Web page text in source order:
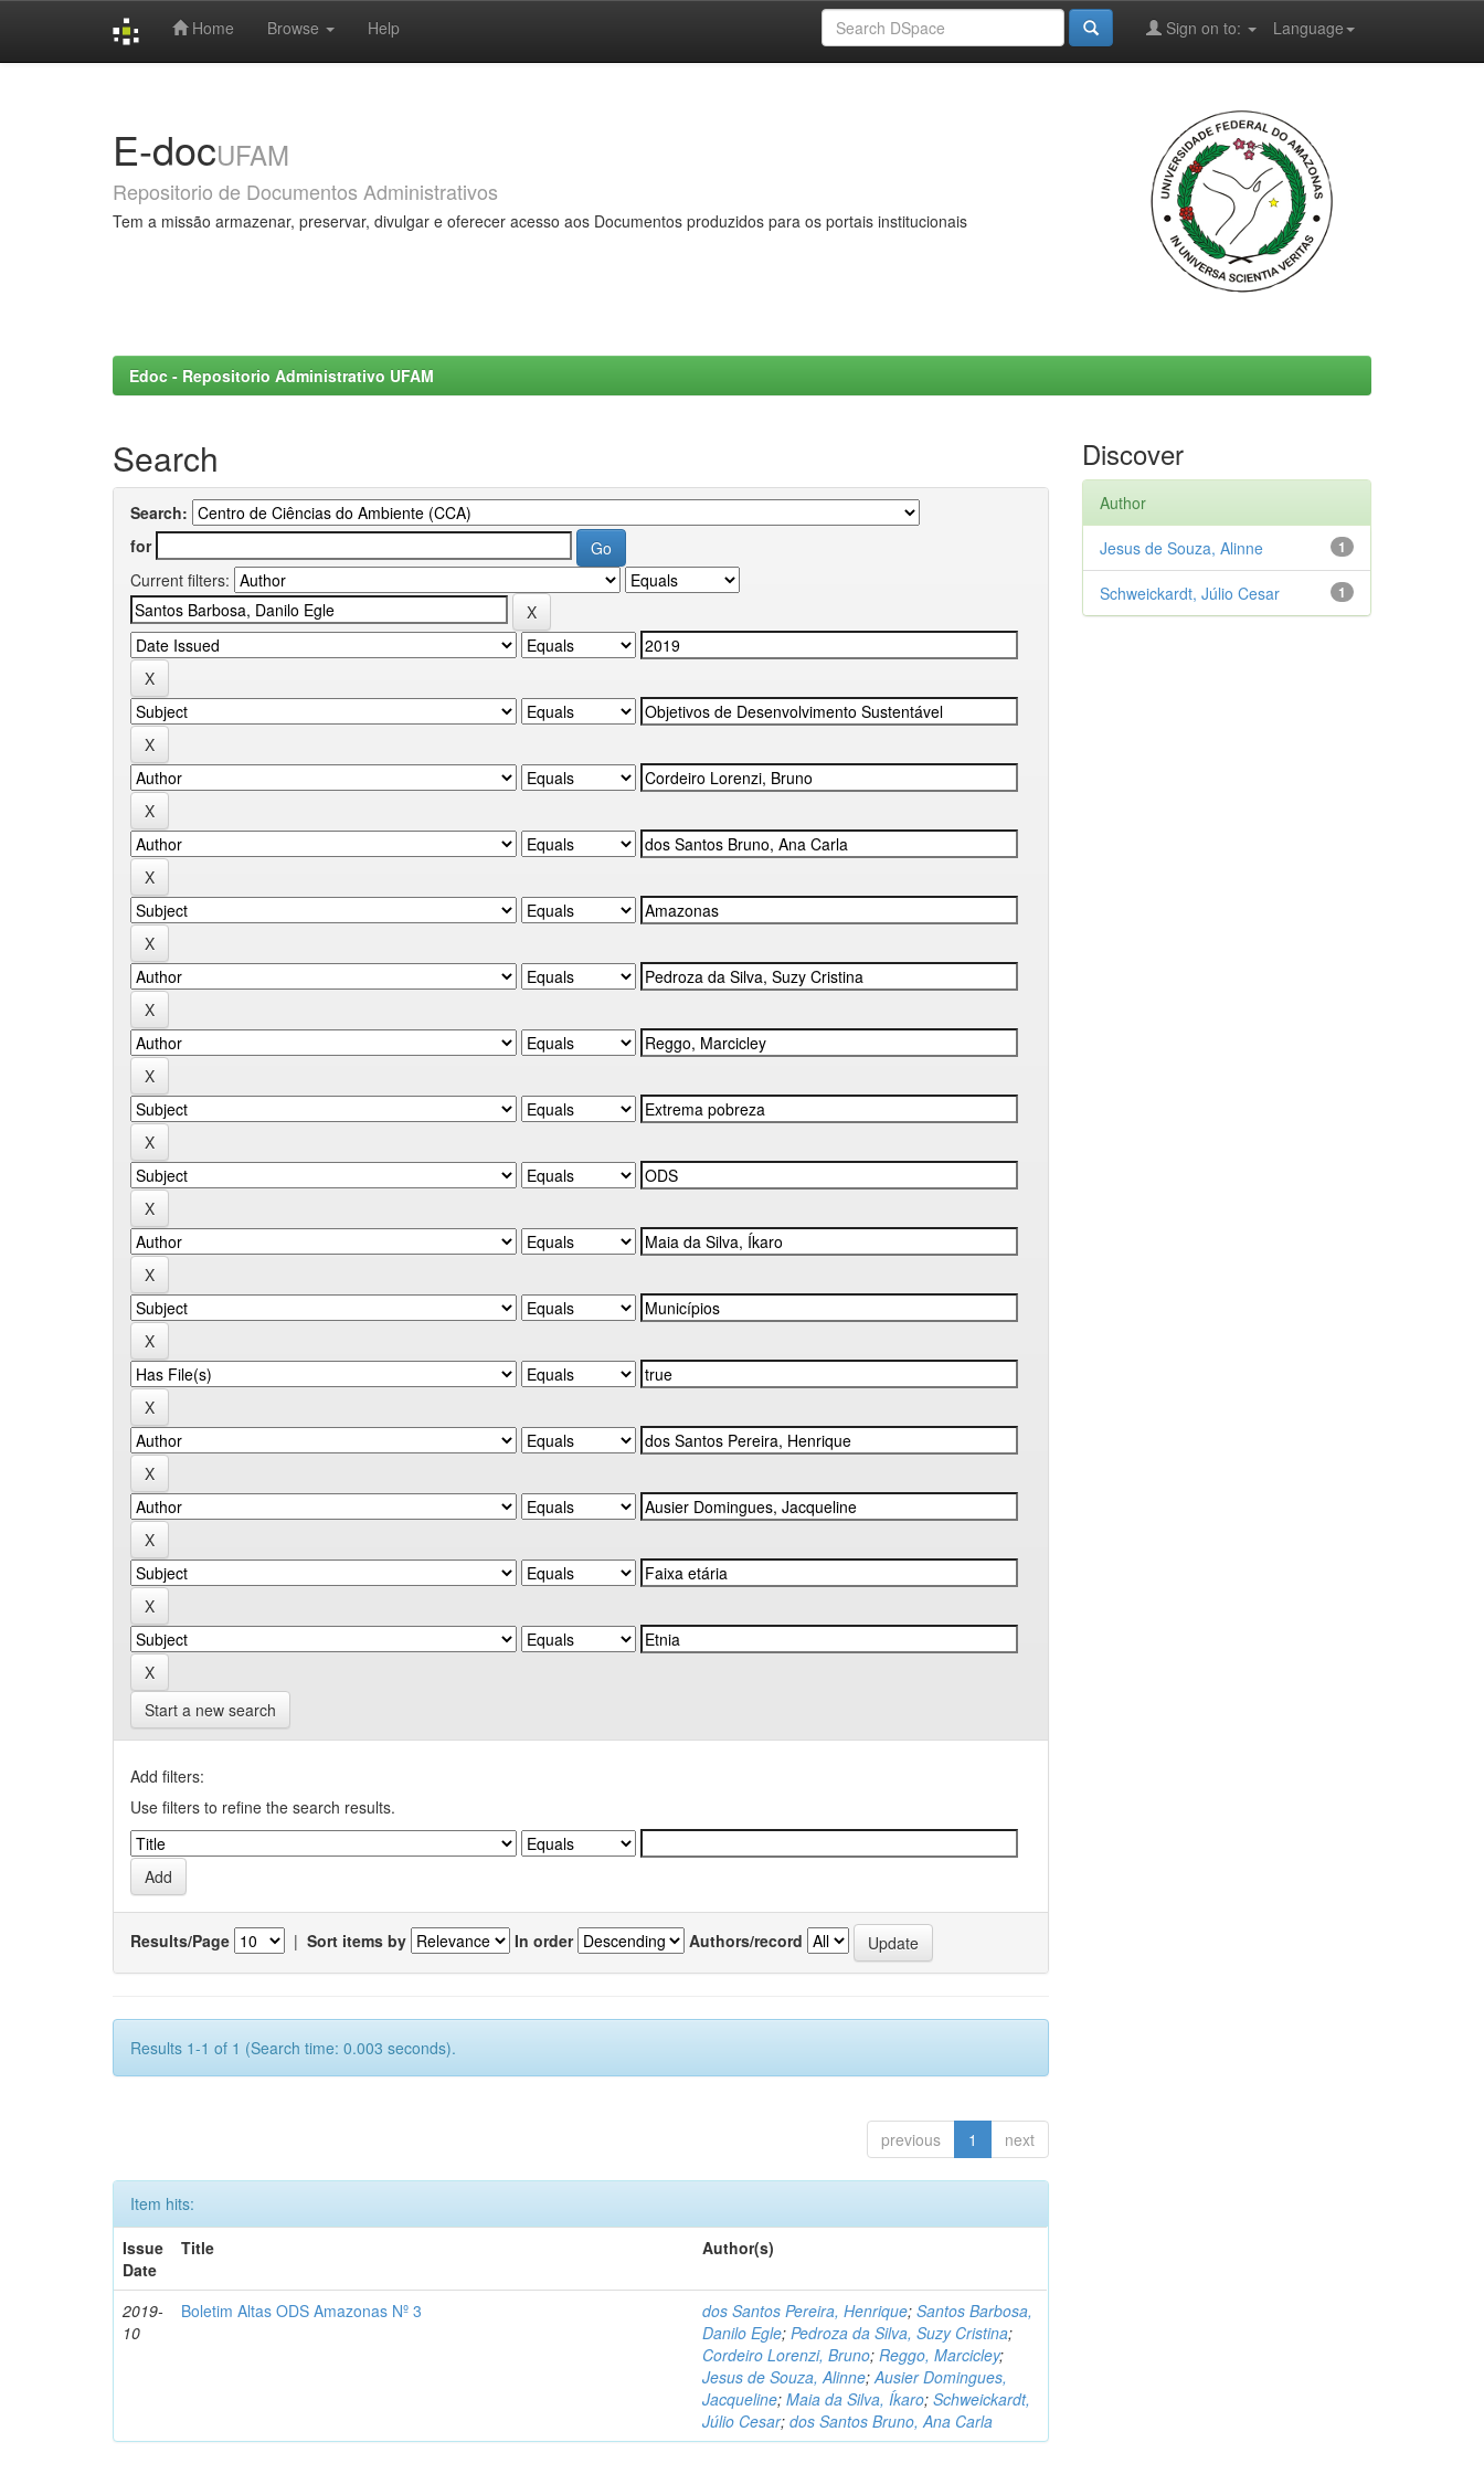
Home Browse Help Language
Sign on to:
E-docUFAM
Repositorio de Documentos Administrativos
Tem a missão armazenar, preservar, divulgar e oferecer acesso aos Documentos produzidos para os portais institucionais
Edoc - Repositorio Administrativo UFAM
Search
Search:
for
Current filters:
Start a new search
Add filters:
Use filters to refine the search results.
Results/Page | Sort items by In order Authors/record
Results 1-1 of 1 (Search time: 0.003 seconds).
previous 1 next
Item hits:
Issue
Date
Title Author(s)
2019-
10
Boletim Altas ODS Amazonas Nº 3 dos Santos Pereira, Henrique;Santos Barbosa,
Danilo Egle;Pedroza da Silva, Suzy Cristina;
Cordeiro Lorenzi, Bruno;Reggo, Marcicley;
Jesus de Souza, Alinne;Ausier Domingues,
Jacqueline;Maia da Silva, Íkaro;Schweickardt,
Júlio Cesar;dos Santos Bruno, Ana Carla
Discover
Author
1
Jesus de Souza, Alinne
1
Schweickardt, Júlio Cesar